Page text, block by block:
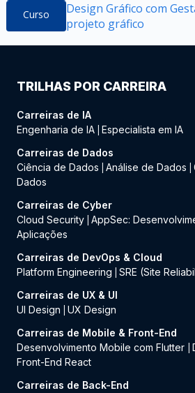
Curso
Design Gráfico com
projeto gráfico
TRILHAS POR CARREIRA
Carreiras de IA
Engenharia de IA Especialista em IA
Carreiras de Dados
Ciência de Dados
Análise de Dados
Dados
Carreiras de Cyber
Cloud Security AppSec:
Aplicações
Carreiras de DevOps & Cloud
Platform Engineering
SRE (Site
Carreiras de UX & UI
UI Design
UX Design
Carreiras de Mobile & Front-End
Desenvolvimento Mobile com Flutter
Front-End React
Carreiras de Back-End